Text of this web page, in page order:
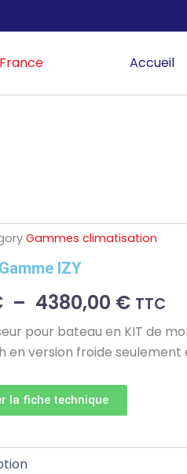
Accueil
Gammes climatisation
IZY
– 4380,00 €Plage
de
prix :
TTC
pour bateau en KIT de
en version froide
la fiche technique